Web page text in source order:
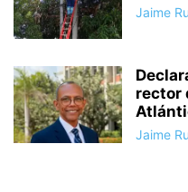
Jaime
rector
Jaime